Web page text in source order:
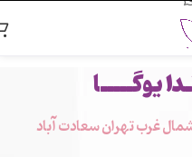
یوگـــــا
غرب تهران سعادت آباد